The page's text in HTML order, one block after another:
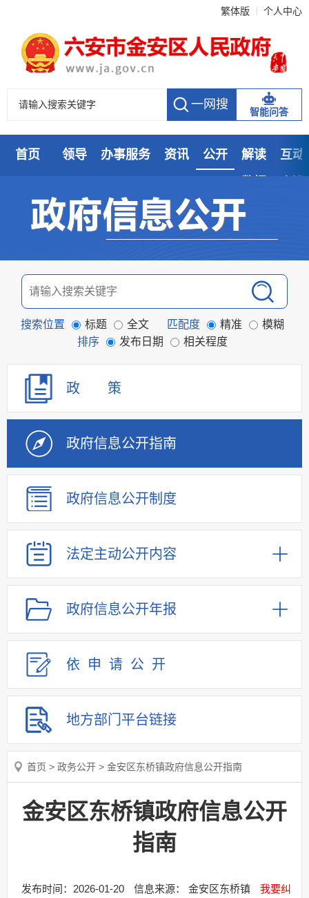
繁体版 个人中心
智能问答
首页 领导 办事服务 资讯 公开 解读
互动
搜索位置 标题 全文 匹配度 精准
模糊
排序
发布日期 相关程度
政 策
政府信息公开指南
政府信息公开制度
法定主动公开内容
政府信息公开年报
依申请 公 开
地方部门 平台链接
首页 > 政务公开 > 金安区东桥镇政府信息公开指南
金安区东桥镇政府信息公开
指南
发布时间：2026-01-20 信息来源： 金安区东桥镇
我要纠